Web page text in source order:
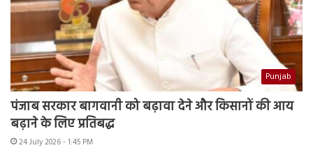
Punjab
पंजाब सरकार बागवानी को बढ़ावा देने और किसानों की आय
बढ़ाने के लिए प्रतिबद्ध
24 July 2026 - 1:45 PM